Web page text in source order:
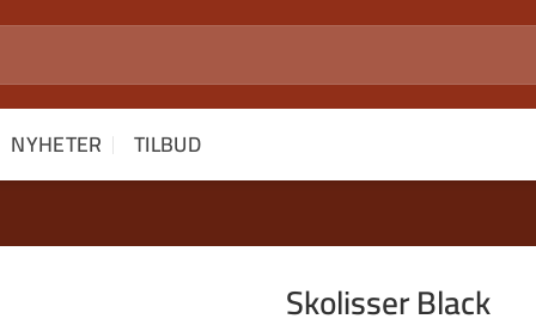
NYHETER TILBUD
Skolisser Black